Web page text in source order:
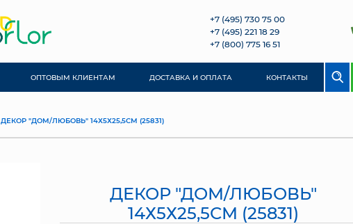
+7 (495) 730 75 00
+7 (495) 221 18 29
+7 (800) 775 16 51
ОПТОВЫМ КЛИЕНТАМ ДОСТАВКА И ОПЛАТА КОНТАКТЫ
ДЕКОР "ДОМ/ЛЮБОВЬ" 14Х5Х25,5СМ (25831)
ДЕКОР "ДОМ/ЛЮБОВЬ"
14Х5Х25,5СМ (25831)